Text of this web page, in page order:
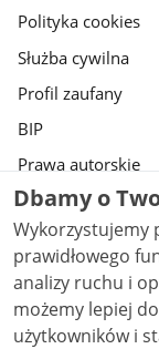
gov.pl
Polityka cookies
Służba cywilna
Profil zaufany
BIP
Prawa autorskie
Warunki
Geoportal
Deklaracja
Ustawienia
Dbamy o
Wykorzystujemy
prawidłowego
analizy ruchu i
możemy lepiej
użytkowników i stale